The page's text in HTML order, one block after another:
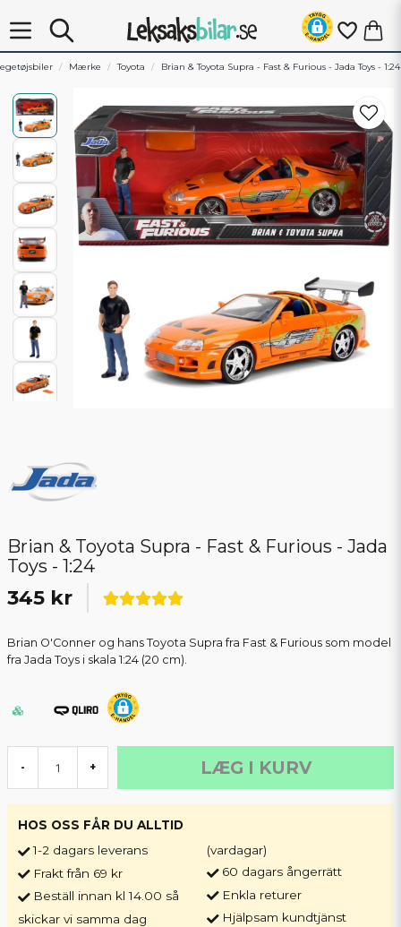
Mærke Toyota Brian & Toyota Supra - Fast & Furious - Jada Toys - 1:24
Brian & Toyota Supra - Fast & Furious - Jada
Toys - 1:24
345 kr
Brian O'Conner og hans Toyota Supra fra Fast & Furious som model
fra Jada Toys i skala 1:24 (20 cm).
- + LÆG I KURV
HOS OSS FÅR DU ALLTID
1-2 dagars leverans
Frakt från 69 kr
Beställ innan kl 14.00 så
skickar vi samma dag
(vardagar)
60 dagars ångerrätt
Enkla returer
Hjälpsam kundtjänst